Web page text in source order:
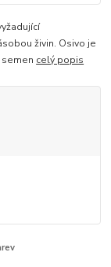
živin. Osivo je
celý popis